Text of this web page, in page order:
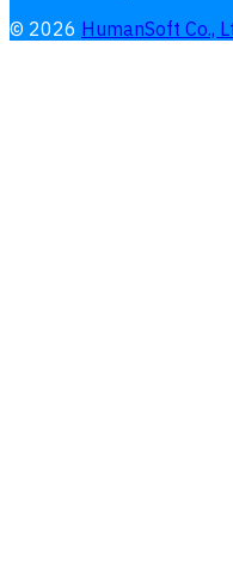
© 2026 HumanSoft Co.,